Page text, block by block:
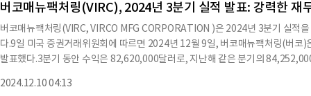
버코매뉴팩처링(VIRC), 2024년 3분기 실적 발표: 강력한 재
버코매뉴팩처링(VIRC, VIRCO MFG CORPORATION )은 2024년 3분기 실적
다.9일 미국 증권거래위원회에 따르면 2024년 12월 9일, 버코매뉴팩처링(버코
발표했다.3분기 동안 수익은 82,620,000달러로, 지난해 같은 분기의
감소했다.9개월 동안 총 이익은 7.3% 증가하여 107,243,000달러에 이르렀다
2024.12.10 04:13